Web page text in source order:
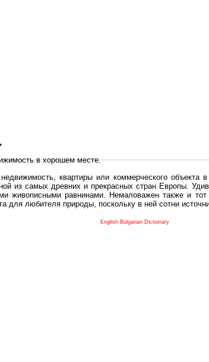
в хорошем месте.
квартиры или коммерческого объекта
из самых древних и прекрасных стран Европы.
живописными равнинами. Немаловажен также и
для любителя природы, поскольку в ней сотни
в плане купить в Болгария недвижимость
English Bulgarian Dictionary